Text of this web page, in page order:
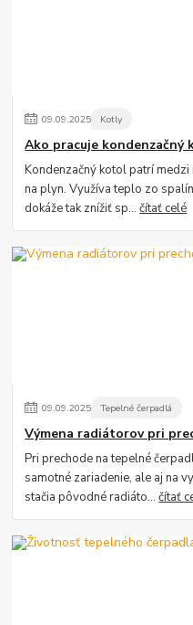
09.09.2025 Kotly
Ako pracuje kondenzačný
Kondenzačný kotol patrí
na plyn. Využíva teplo zo
dokáže tak znížiť sp...čítať celé
09.09.2025 Tepelné čerpadlá
Výmena radiátorov pri
Pri prechode na tepelné
samotné zariadenie, ale aj na
stačia pôvodné radiáto...čítať